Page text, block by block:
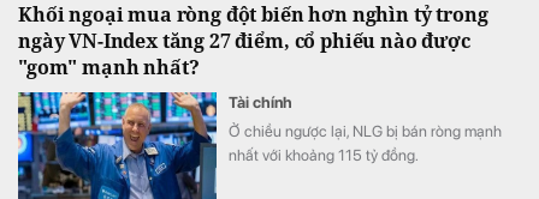
Khối ngoại mua ròng đột biến hơn nghìn tỷ trong
ngày VN-Index tăng 27 điểm, cổ phiếu nào được
"gom" mạnh nhất?
Tài chính
Ở chiều ngược lại, NLG bị bán ròng mạnh
nhất với khoảng 115 tỷ đồng.